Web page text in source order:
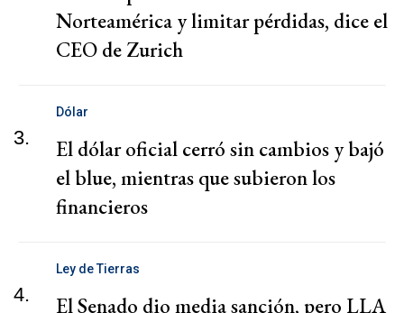
Norteamérica y limitar pérdidas, dice el
CEO de Zurich
3.
Dólar
El dólar oficial cerró sin cambios y bajó
el blue, mientras que subieron los
financieros
4.
Ley de Tierras
El Senado dio media sanción, pero LLA